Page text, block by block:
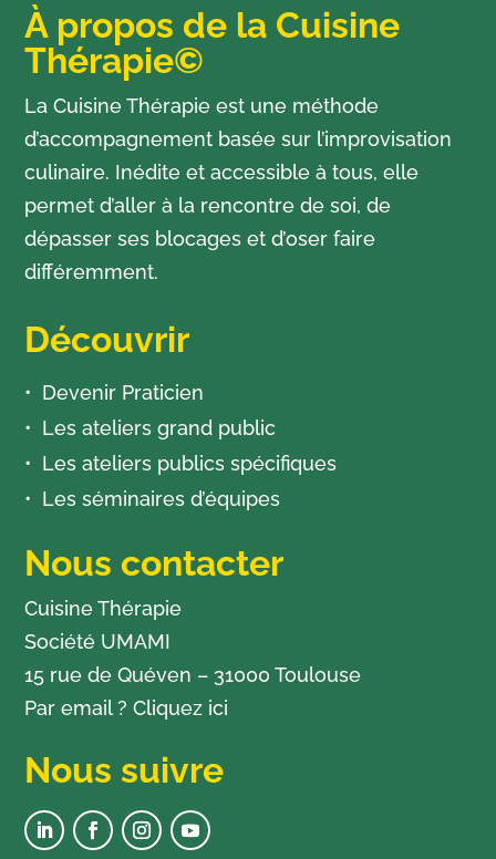
À propos de la Cuisine
Thérapie©
La Cuisine Thérapie est une méthode
d’accompagnement basée sur l’improvisation
culinaire. Inédite et accessible à tous, elle
permet d’aller à la rencontre de soi, de
dépasser ses blocages et d’oser faire
différemment.
Découvrir
Devenir Praticien
Les ateliers grand public
Les ateliers publics spécifiques
Les séminaires d’équipes
Nous contacter
Cuisine Thérapie
Société UMAMI
15 rue de Quéven – 31000 Toulouse
Par email ?Cliquez ici
Nous suivre